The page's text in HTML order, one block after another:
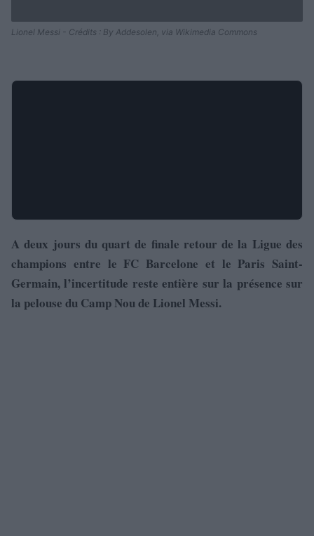
Lionel Messi - Crédits : By Addesolen, via Wikimedia Commons
A deux jours du quart de finale retour de la Ligue des
champions entre le FC Barcelone et le Paris Saint-
Germain, l’incertitude reste entière sur la présence sur
la pelouse du Camp Nou de Lionel Messi.